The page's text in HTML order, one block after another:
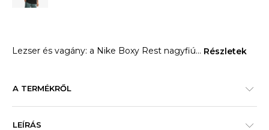
Lezser és vagány: a Nike Boxy Rest nagyfiú... Részletek
A TERMÉKRŐL
LEÍRÁS